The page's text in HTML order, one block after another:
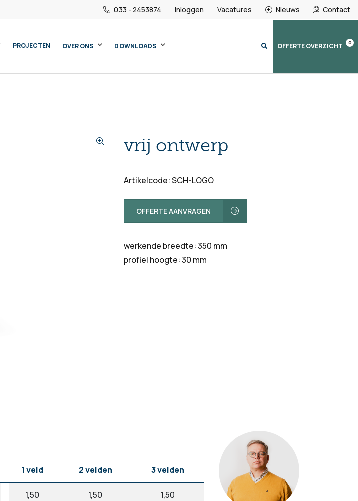
033 - 2453874 Inloggen Vacatures Nieuws Contact
PROJECTEN OVER ONS DOWNLOADS OFFERTE OVERZICHT 0
vrij ontwerp
Artikelcode: SCH-LOGO
OFFERTE AANVRAGEN
werkende breedte: 350 mm
profiel hoogte: 30 mm
1 veld 2 velden 3 velden
1,50 1,50 1,50